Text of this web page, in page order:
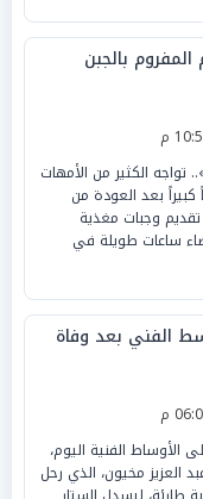
بالجبن
تواجه الكثير من الأمهات
كبيراً بعد العودة من
وجبات مغذية
ساعات طويلة في
الفني بعد وفاة
الأوساط الفنية اليوم،
العزيز مخيون، الذي رحل